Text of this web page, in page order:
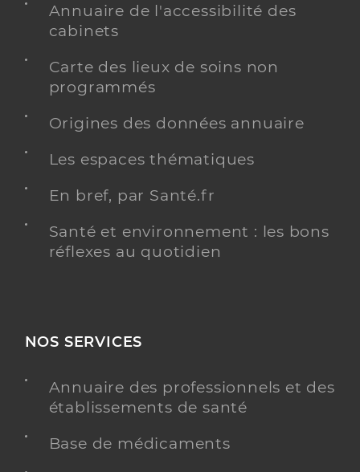
Annuaire de l'accessibilité des
cabinets
Carte des lieux de soins non
programmés
Origines des données annuaire
Les espaces thématiques
En bref, par Santé.fr
Santé et environnement : les bons
réflexes au quotidien
NOS SERVICES
Annuaire des professionnels et des
établissements de santé
Base de médicaments